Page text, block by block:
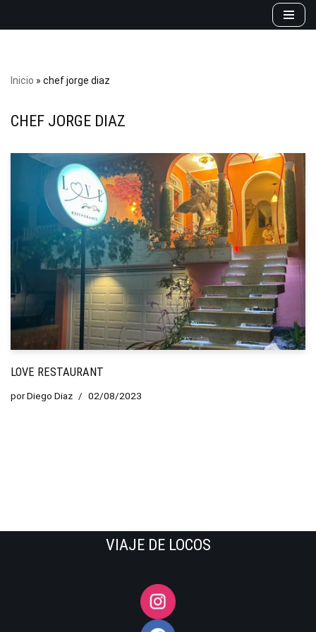
Inicio » chef jorge diaz
CHEF JORGE DIAZ
LOVE RESTAURANT
porDiego Diaz 02/08/2023
VIAJE DE LOCOS